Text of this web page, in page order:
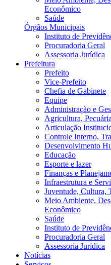
Econômico
Saúde
Órgãos Municipais
Instituto de
Procuradoria Geral
Assessoria Jurídica
Prefeitura
Prefeito
Vice-Prefeito
Chefia de Gabinete
Equipe
Administração e
Agricultura,
Articulação
Controle Interno,
Desenvolvimento
Educação
Esporte e lazer
Finanças e
Infraestrutura e
Juventude, Cultura,
Meio Ambiente,
Econômico
Saúde
Instituto de
Procuradoria Geral
Assessoria Jurídica
Notícias